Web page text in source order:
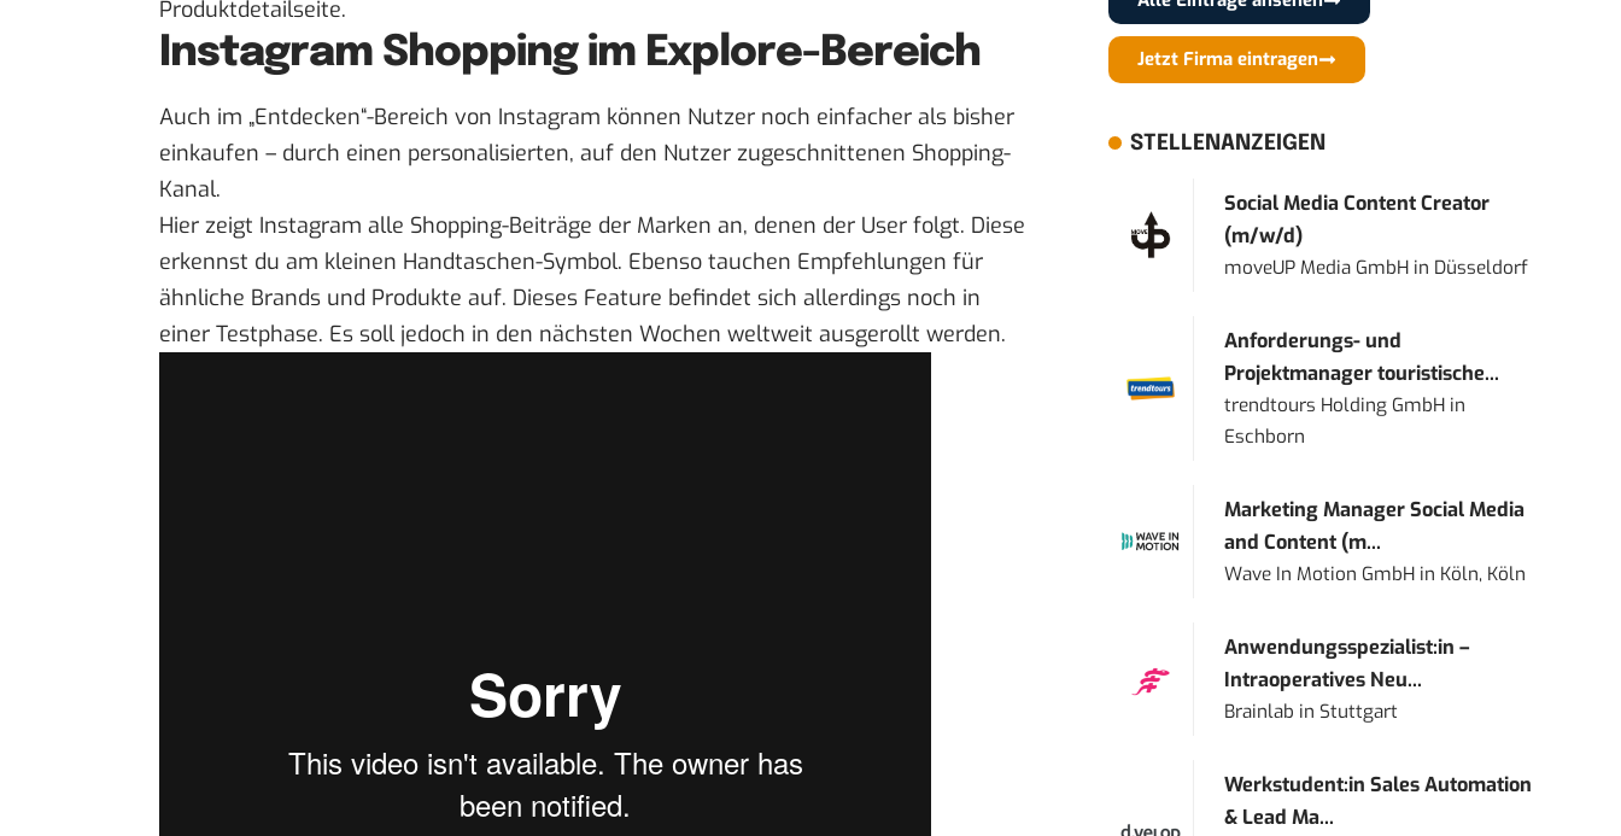
Produktdetailseite.
Instagram Shopping im Explore-Bereich
Auch im „Entdecken“-Bereich von Instagram können Nutzer noch einfacher als bisher
einkaufen – durch einen personalisierten, auf den Nutzer zugeschnittenen Shopping-
Kanal.
Hier zeigt Instagram alle Shopping-Beiträge der Marken an, denen der User folgt. Diese
erkennst du am kleinen Handtaschen-Symbol. Ebenso tauchen Empfehlungen für
ähnliche Brands und Produkte auf. Dieses Feature befindet sich allerdings noch in
einer Testphase. Es soll jedoch in den nächsten Wochen weltweit ausgerollt werden.
Jetzt Firma eintragen
STELLENANZEIGEN
Social Media Content Creator
(m/w/d)
moveUP Media GmbH in Düsseldorf
Anforderungs- und
Projektmanager touristische...
trendtours Holding GmbH in
Eschborn
Marketing Manager Social Media
and Content (m...
Wave In Motion GmbH in Köln, Köln
Anwendungsspezialist:in –
Intraoperatives Neu...
Brainlab in Stuttgart
Werkstudent:in Sales Automation
& Lead Ma...